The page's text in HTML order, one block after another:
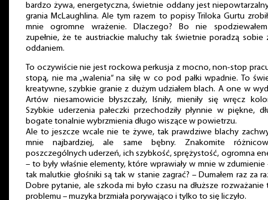
bardzo żywa, energetyczna, świetnie oddany jest
grania McLaughlina. Ale tym razem to popisy Triloka Gurtu
mnie ogromne wrażenie. Dlaczego? Bo nie
zupełnie, że te austriackie maluchy tak świetnie poradzą sobie
oddaniem.
To oczywiście nie jest rockowa perkusja z mocno, non-stop
stopą, nie ma „walenia” na siłę w co pod pałki wpadnie. To
kreatywne, szybkie granie z dużym udziałem blach. A one w
Artów niesamowicie błyszczały, lśniły, mieniły się wręcz
Szybkie uderzenia pałeczki przechodziły płynnie w piękne,
bogate tonalnie wybrzmienia długo wiszące w powietrzu.
Ale to jeszcze wcale nie te żywe, tak prawdziwe blachy
mnie najbardziej, ale same bębny. Znakomite
poszczególnych uderzeń, ich szybkość, sprężystość, ogromna
– to były właśnie elementy, które wprawiały w mnie w zdumienie
tak malutkie głośniki są tak w stanie zagrać? – Dumałem raz za
Dobre pytanie, ale szkoda mi było czasu na dłuższe rozważanie
problemu – muzyka brzmiała porywająco i tylko to się liczyło.